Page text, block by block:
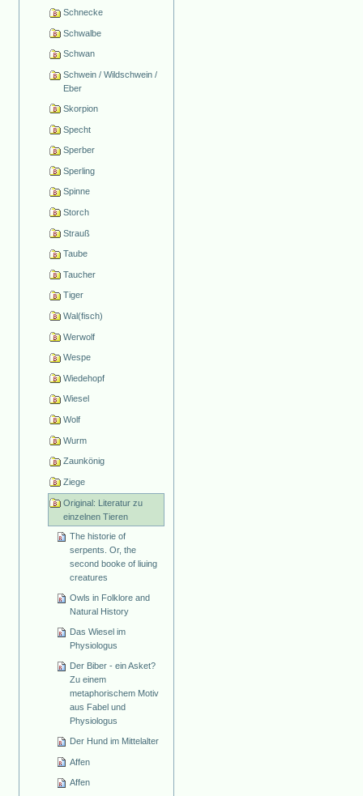
Schnecke
Schwalbe
Schwan
Schwein / Wildschwein /
Eber
Skorpion
Specht
Sperber
Sperling
Spinne
Storch
Strauß
Taube
Taucher
Tiger
Wal(fisch)
Werwolf
Wespe
Wiedehopf
Wiesel
Wolf
Wurm
Zaunkönig
Ziege
Original: Literatur zu
einzelnen Tieren
The historie of
serpents. Or, the
second booke of liuing
creatures
Owls in Folklore and
Natural History
Das Wiesel im
Physiologus
Der Biber - ein Asket?
Zu einem
metaphorischem Motiv
aus Fabel und
Physiologus
Der Hund im Mittelalter
Affen
Affen